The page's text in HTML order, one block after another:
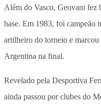
Além do Vasco, Geovani fez
base. Em 1983, foi campeão
artilheiro do torneio e
Argentina na final.
Revelado pela Desportiva
ainda passou por clubes do